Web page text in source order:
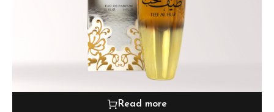
Read more